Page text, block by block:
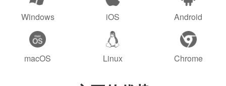
Windows iOS Android
macOS Linux Chrome